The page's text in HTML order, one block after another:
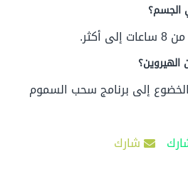
الجسم؟
إلى برنامج سحب السموم
شارك